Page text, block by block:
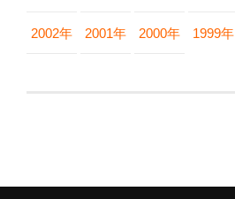
2002年 2001年 2000年 1999年